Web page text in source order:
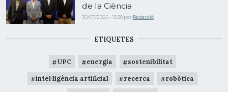
de la Ciència
30/07/2026 - 13:38 per Redacció
ETIQUETES
UPC energia sostenibilitat
intel·ligència artificial recerca robòtica